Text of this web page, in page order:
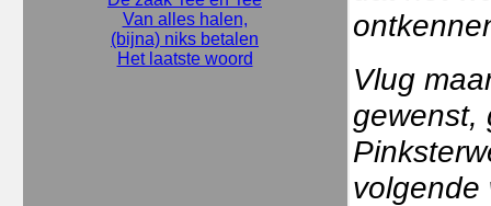
Van alles halen,
(bijna) niks betalen
Het laatste woord
Vlug
gewenst,
volgende